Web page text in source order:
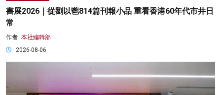
書展2026｜從劉以鬯814篇刊報小品 重看香港60年代市井日
常
作者: 本社編輯部
2026-08-06